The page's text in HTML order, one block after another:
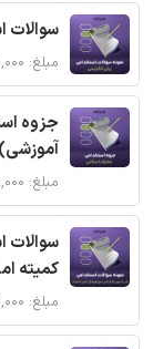
سوالات
مبلغ: ۴۵۹,۰۰۰ تومان
جزوه
آموزشی)
مبلغ: ۴۵۹,۰۰۰ تومان
سوالات
کمیته
مبلغ: ۱۸۷,۰۰۰ تومان